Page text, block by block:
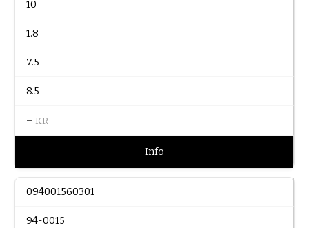
10
1.8
7.5
8.5
– KR
Info
094001560301
94-0015